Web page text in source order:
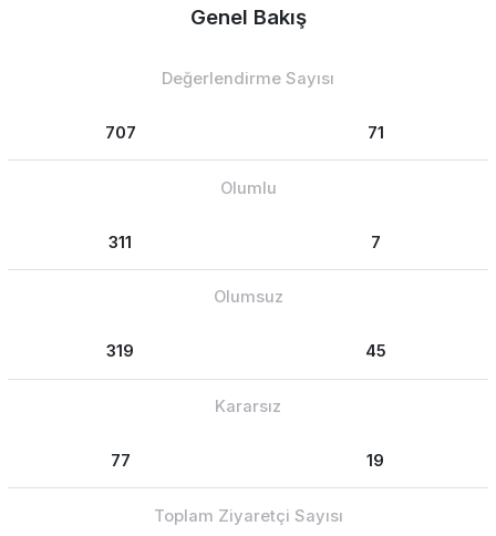
Genel Bakış
Değerlendirme Sayısı
707 71
Olumlu
311 7
Olumsuz
319 45
Kararsız
77 19
Toplam Ziyaretçi Sayısı